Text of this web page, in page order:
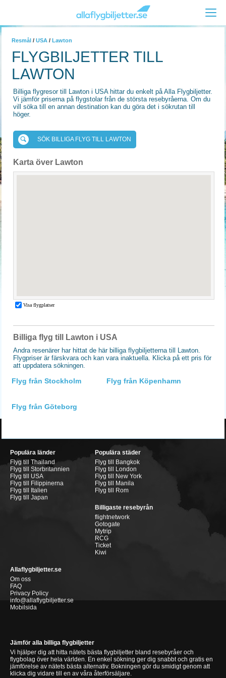
Resmål / USA / Lawton
FLYGBILJETTER TILL
LAWTON
Billiga flygresor till Lawton i USA hittar du enkelt på Alla Flygbiljetter.
Vi jämför priserna på flygstolar från de största resebyråerna. Om du
vill söka till en annan destination kan du göra det i sökrutan till
höger.
SÖK BILLIGA FLYG TILL LAWTON
Karta över Lawton
Billiga flyg till Lawton i USA
Andra resenärer har hittat de här billiga flygbiljetterna till Lawton.
Flygpriser är färskvara och kan vara inaktuella. Klicka på ett pris för
att uppdatera sökningen.
Flyg från Stockholm Flyg från Köpenhamn
Flyg från Göteborg
Populära länder
Flyg till Thailand
Flyg till Storbritannien
Flyg till USA
Flyg till Filippinerna
Flyg till Italien
Flyg till Japan
Populära städer
Flyg till Bangkok
Flyg till London
Flyg till New York
Flyg till Manila
Flyg till Rom
Billigaste resebyrån
flightnetwork
Gotogate
Mytrip
RCG
Ticket
Kiwi
Allaflygbiljetter.se
Om oss
FAQ
Privacy Policy
info@allaflygbiljetter.se
Mobilsida
Jämför alla billiga flygbiljetter
Vi hjälper dig att hitta nätets bästa flygbiljetter bland resebyråer och
flygbolag över hela världen. En enkel sökning ger dig snabbt och gratis en
jämförelse av nätets bästa alternativ. Bokningen gör du smidigt genom att
klicka dig vidare till en av våra återförsäljare.